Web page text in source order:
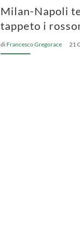
Milan-Napoli
tappeto i
di Francesco Gregorace 21